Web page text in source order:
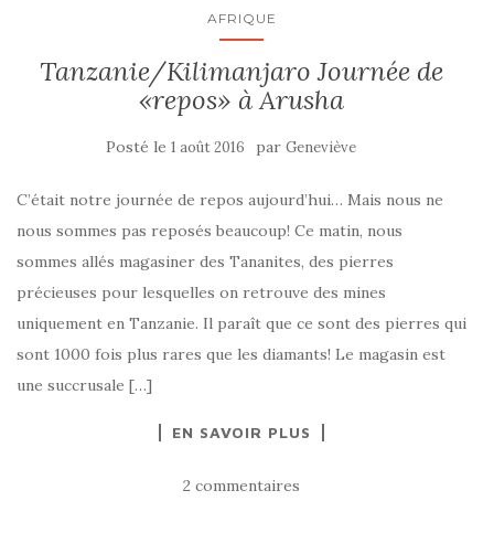
AFRIQUE
Tanzanie/Kilimanjaro Journée de
«repos» à Arusha
Posté le 1 août 2016 par Geneviève
C’était notre journée de repos aujourd’hui… Mais nous ne
nous sommes pas reposés beaucoup! Ce matin, nous
sommes allés magasiner des Tananites, des pierres
précieuses pour lesquelles on retrouve des mines
uniquement en Tanzanie. Il paraît que ce sont des pierres qui
sont 1000 fois plus rares que les diamants! Le magasin est
une succrusale […]
EN SAVOIR PLUS
2 commentaires